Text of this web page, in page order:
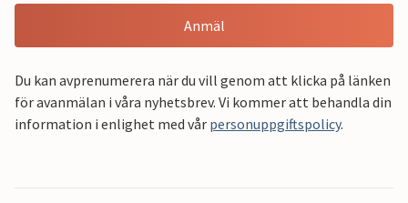
Anmäl
Du kan avprenumerera när du vill genom att klicka på länken
för avanmälan i våra nyhetsbrev. Vi kommer att behandla din
information i enlighet med vår personuppgiftspolicy.